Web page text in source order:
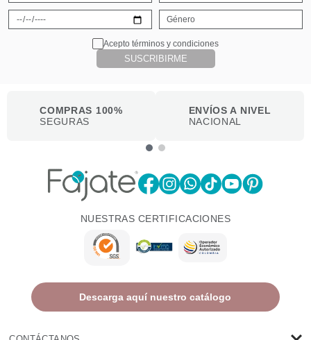
Acepto términos y condiciones
SUSCRIBIRME
COMPRAS 100%
SEGURAS
ENVÍOS A NIVEL
NACIONAL
NUESTRAS CERTIFICACIONES
Descarga aquí nuestro catálogo